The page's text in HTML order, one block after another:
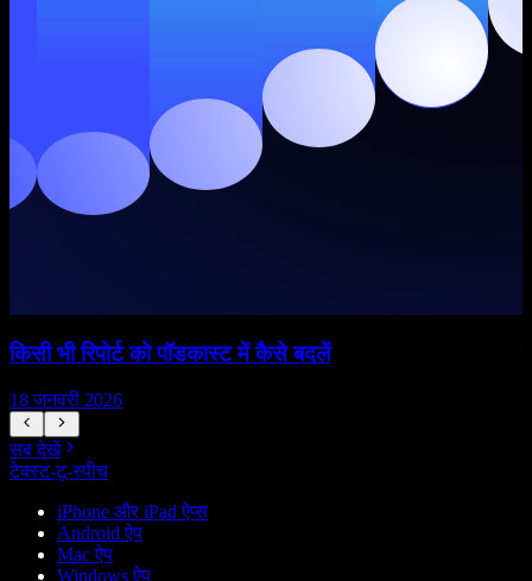
किसी भी रिपोर्ट को पॉडकास्ट में कैसे बदलें
18 जनवरी 2026
सब देखें
टेक्स्ट-टू-स्पीच
iPhone और iPad ऐप्स
Android ऐप
Mac ऐप
Windows ऐप